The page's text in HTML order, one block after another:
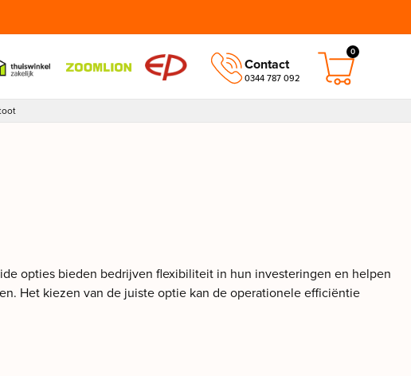
Contact
0344 787 092
0
opties bieden bedrijven flexibiliteit in hun investeringen en helpen
Het kiezen van de juiste optie kan de operationele efficiëntie